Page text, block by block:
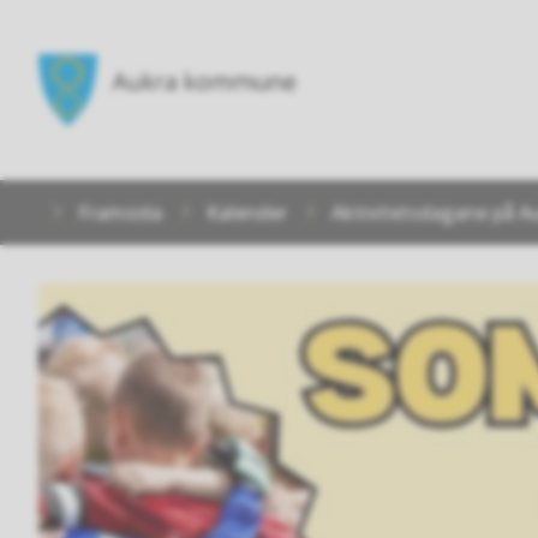
Aukra
er
Framsida Kalender Aktivitetsdagane på